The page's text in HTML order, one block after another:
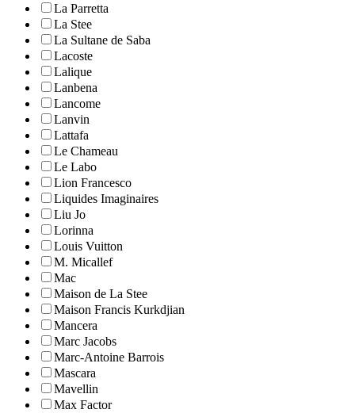
La Parretta
La Stee
La Sultane de Saba
Lacoste
Lalique
Lanbena
Lancome
Lanvin
Lattafa
Le Chameau
Le Labo
Lion Francesco
Liquides Imaginaires
Liu Jo
Lorinna
Louis Vuitton
M. Micallef
Mac
Maison de La Stee
Maison Francis Kurkdjian
Mancera
Marc Jacobs
Marc-Antoine Barrois
Mascara
Mavellin
Max Factor